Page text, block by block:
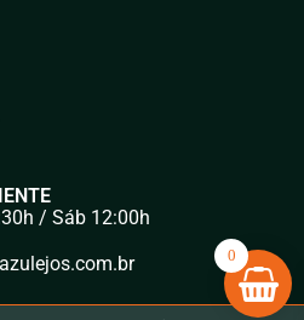
/ Sáb 12:00h
0